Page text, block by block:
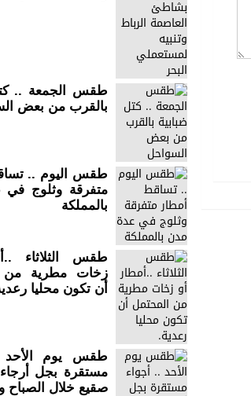
طقس الجمعة ..
بالقرب من بعض
طقس اليوم ..
متفرقة وثلوج
بالمملكة
طقس الثلاثاء
زخات مطرية من
أن تكون محليا
طقس يوم الأحد
مستقرة بجل أرجاء
صقيع خلال الصباح